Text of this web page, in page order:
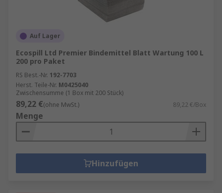
Auf Lager
Ecospill Ltd Premier Bindemittel Blatt Wartung 100 L
200 pro Paket
RS Best.-Nr. 192-7703
Herst. Teile-Nr. M0425040
Zwischensumme (1 Box mit 200 Stück)
89,22 €(ohne MwSt.) 89,22 €/Box
Menge
Hinzufügen